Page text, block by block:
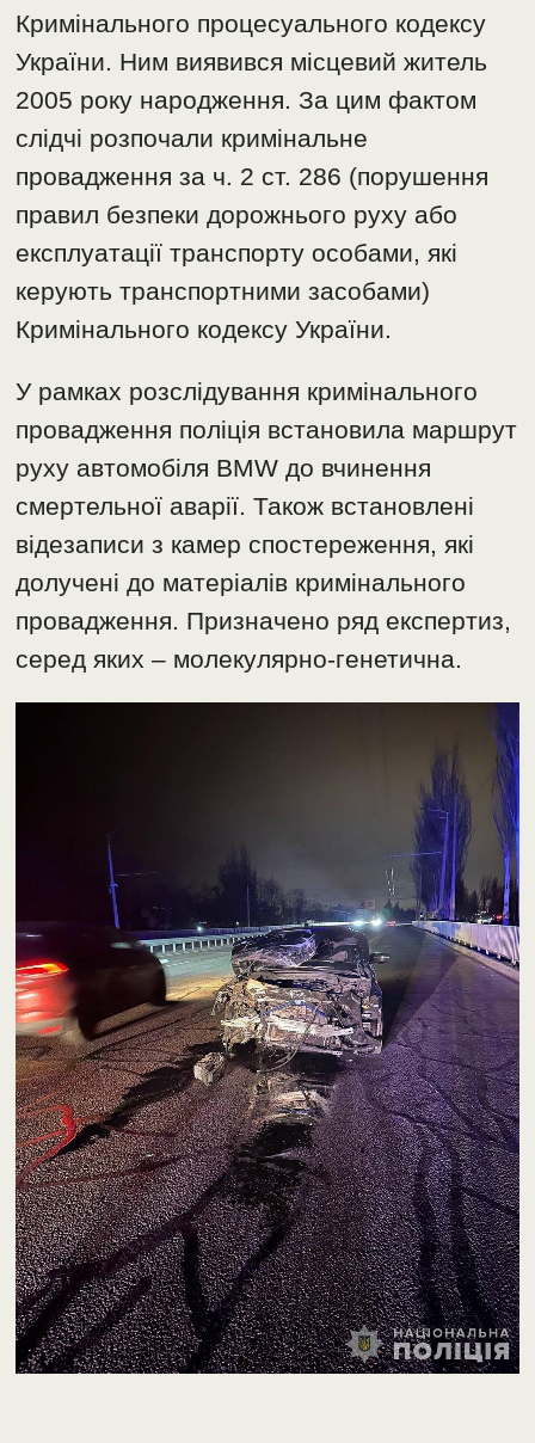
Кримінального процесуального кодексу
України. Ним виявився місцевий житель
2005 року народження. За цим фактом
слідчі розпочали кримінальне
провадження за ч. 2 ст. 286 (порушення
правил безпеки дорожнього руху або
експлуатації транспорту особами, які
керують транспортними засобами)
Кримінального кодексу України.
У рамках розслідування кримінального
провадження поліція встановила маршрут
руху автомобіля BMW до вчинення
смертельної аварії. Також встановлені
відезаписи з камер спостереження, які
долучені до матеріалів кримінального
провадження. Призначено ряд експертиз,
серед яких – молекулярно-генетична.